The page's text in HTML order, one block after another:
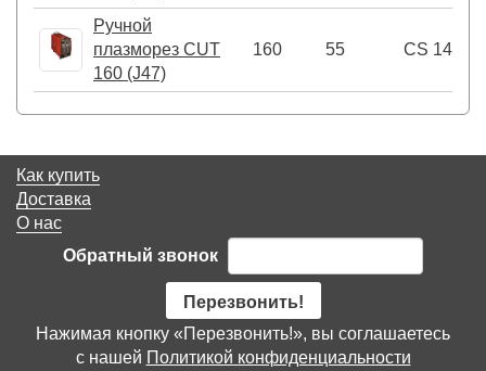
Ручной
плазморез CUT
160 (J47)
160 55 CS 141
Как купить
Доставка
О нас
Обратный звонок
Перезвонить!
Нажимая кнопку «Перезвонить!», вы соглашаетесь
с нашей Политикой конфиденциальности